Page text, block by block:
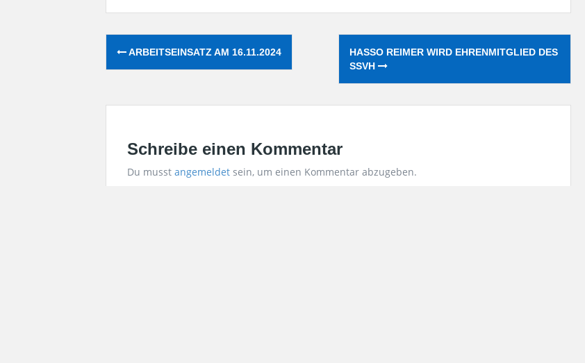
Post
navigation
ARBEITSEINSATZ AM 16.11.2024
HASSO REIMER WIRD EHRENMITGLIED DES
SSVH
Schreibe einen Kommentar
Du musst angemeldet sein, um einen Kommentar abzugeben.